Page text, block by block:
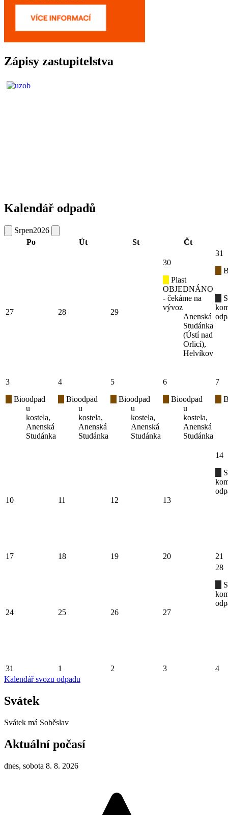
Zápisy zastupitelstva
Kalendář odpadů
Srpen2026
Po
Út St Čt
27 28 29
30
Plast
OBJEDNÁNO
- čekáme na
vývoz
Anenská
Studánka
(Ústí nad
Orlicí),
Helvíkov
31
3
Bioodpad
u
kostela,
Anenská
Studánka
4
Bioodpad
u
kostela,
Anenská
Studánka
5
Bioodpad
u
kostela,
Anenská
Studánka
6
Bioodpad
u
kostela,
Anenská
Studánka
7
10 11 12 13
14
17 18 19 20 21
24 25 26 27
28
31 1 2 3
4
Kalendář svozu odpadu
Svátek
Svátek má Soběslav
Aktuální počasí
dnes, sobota 8. 8. 2026